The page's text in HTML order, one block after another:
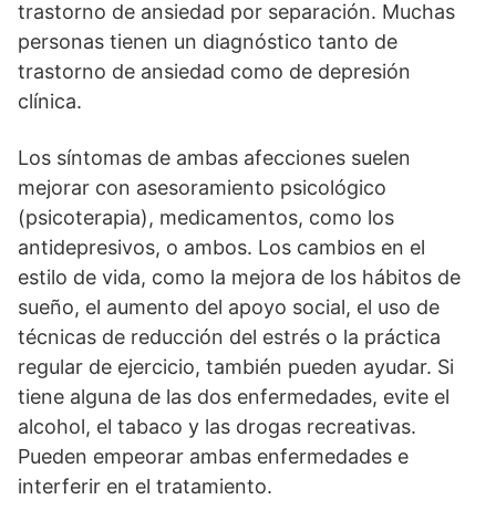
trastorno de ansiedad por separación. Muchas
personas tienen un diagnóstico tanto de
trastorno de ansiedad como de depresión
clínica.
Los síntomas de ambas afecciones suelen
mejorar con asesoramiento psicológico
(psicoterapia), medicamentos, como los
antidepresivos, o ambos. Los cambios en el
estilo de vida, como la mejora de los hábitos de
sueño, el aumento del apoyo social, el uso de
técnicas de reducción del estrés o la práctica
regular de ejercicio, también pueden ayudar. Si
tiene alguna de las dos enfermedades, evite el
alcohol, el tabaco y las drogas recreativas.
Pueden empeorar ambas enfermedades e
interferir en el tratamiento.